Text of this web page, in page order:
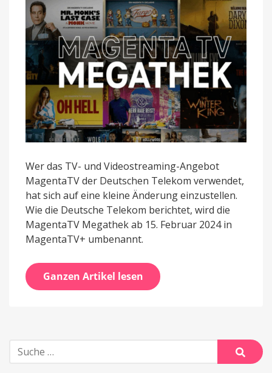
Wer das TV- und Videostreaming-Angebot
MagentaTV der Deutschen Telekom verwendet,
hat sich auf eine kleine Änderung einzustellen.
Wie die Deutsche Telekom berichtet, wird die
MagentaTV Megathek ab 15. Februar 2024 in
MagentaTV+ umbenannt.
Ganzen Artikel lesen
Suche
nach:
Suche